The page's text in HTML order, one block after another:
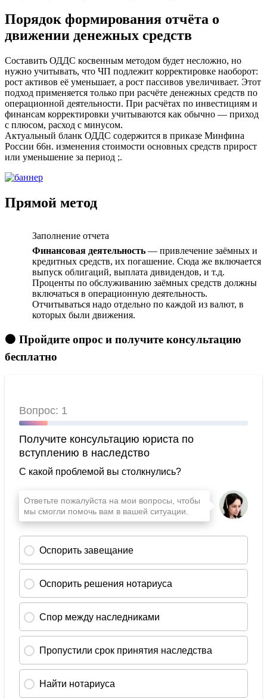
Порядок формирования отчёта о
движении денежных средств
Составить ОДДС косвенным методом будет несложно, но
нужно учитывать, что ЧП подлежит корректировке наоборот:
рост активов её уменьшает, а рост пассивов увеличивает. Этот
подход применяется только при расчёте денежных средств по
операционной деятельности. При расчётах по инвестициям и
финансам корректировки учитываются как обычно — приход
с плюсом, расход с минусом.
Актуальный бланк ОДДС содержится в приказе Минфина
России 66н. изменения стоимости основных средств прирост
или уменьшение за период ;.
Прямой метод
Заполнение отчета
Финансовая деятельность — привлечение заёмных и
кредитных средств, их погашение. Сюда же включается
выпуск облигаций, выплата дивидендов, и т.д.
Проценты по обслуживанию заёмных средств должны
включаться в операционную деятельность.
Отчитываться надо отдельно по каждой из валют, в
которых были движения.
🟠 Пройдите опрос и получите консультацию
бесплатно